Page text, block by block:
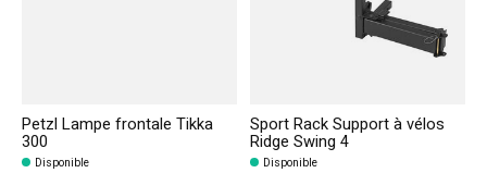
Petzl Lampe frontale Tikka
300
Disponible
Sport Rack Support à vélos
Ridge Swing 4
Disponible